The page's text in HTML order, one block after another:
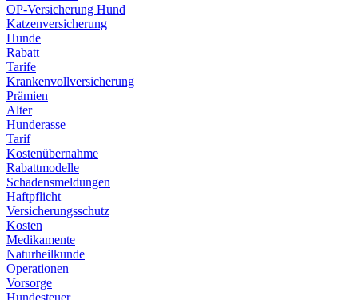
OP-Versicherung Hund
Katzenversicherung
Hunde
Rabatt
Tarife
Krankenvollversicherung
Prämien
Alter
Hunderasse
Tarif
Kostenübernahme
Rabattmodelle
Schadensmeldungen
Haftpflicht
Versicherungsschutz
Kosten
Medikamente
Naturheilkunde
Operationen
Vorsorge
Hundesteuer